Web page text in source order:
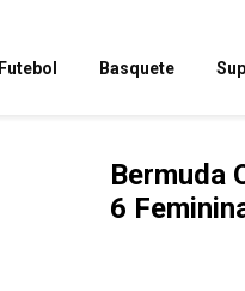
Futebol Basquete
Bermuda
6